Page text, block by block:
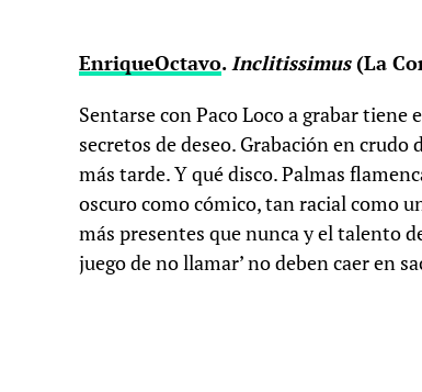
EnriqueOctavo.Inclitissimus(La
Sentarse con Paco Loco a grabar
secretos de deseo. Grabación en
más tarde. Y qué disco. Palmas
oscuro como cómico, tan racial como
más presentes que nunca y el talento
juego de no llamar’ no deben caer en